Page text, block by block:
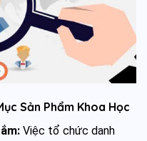
Sản Phẩm Khoa Học
Việc tổ chức danh